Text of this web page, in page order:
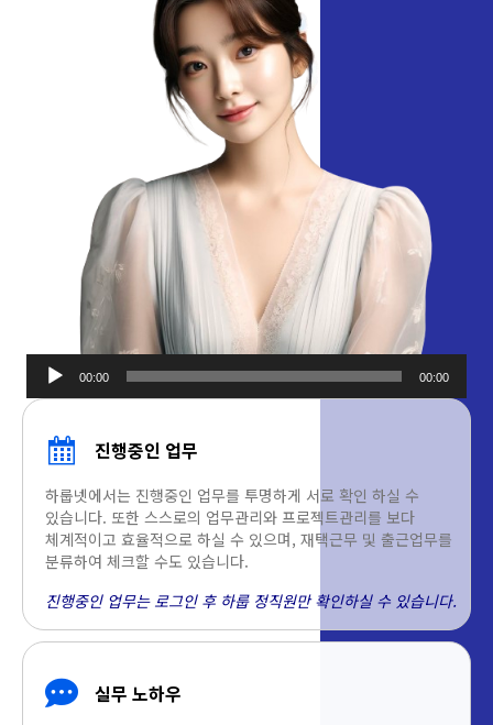
오디오
00:00 00:00
진행중인 업무
하룹넷에서는 진행중인 업무를 투명하게 서로 확인 하실 수
있습니다. 또한 스스로의 업무관리와 프로젝트관리를 보다
체계적이고 효율적으로 하실 수 있으며, 재택근무 및 출근업무를
분류하여 체크할 수도 있습니다.
진행중인 업무는 로그인 후 하룹 정직원만 확인하실 수 있습니다.
실무 노하우